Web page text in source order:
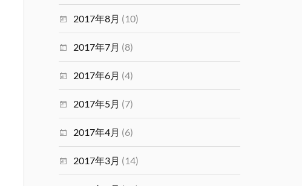
2017年8月 (10)
2017年7月 (8)
2017年6月 (4)
2017年5月 (7)
2017年4月 (6)
2017年3月 (14)